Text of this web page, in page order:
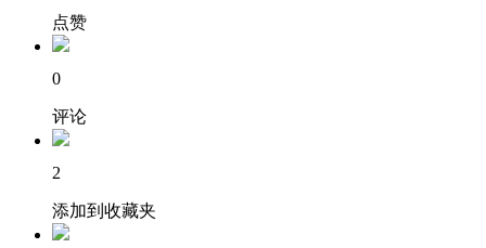
点赞
0
评论
2
添加到收藏夹